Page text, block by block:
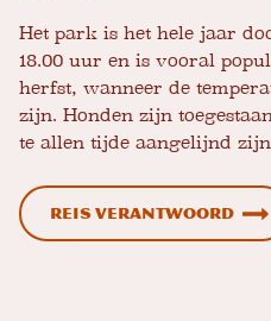
Het park is het hele jaar
18.00 uur en is vooral
herfst, wanneer de
zijn. Honden zijn
te allen tijde aangelijnd
Reis verantwoord